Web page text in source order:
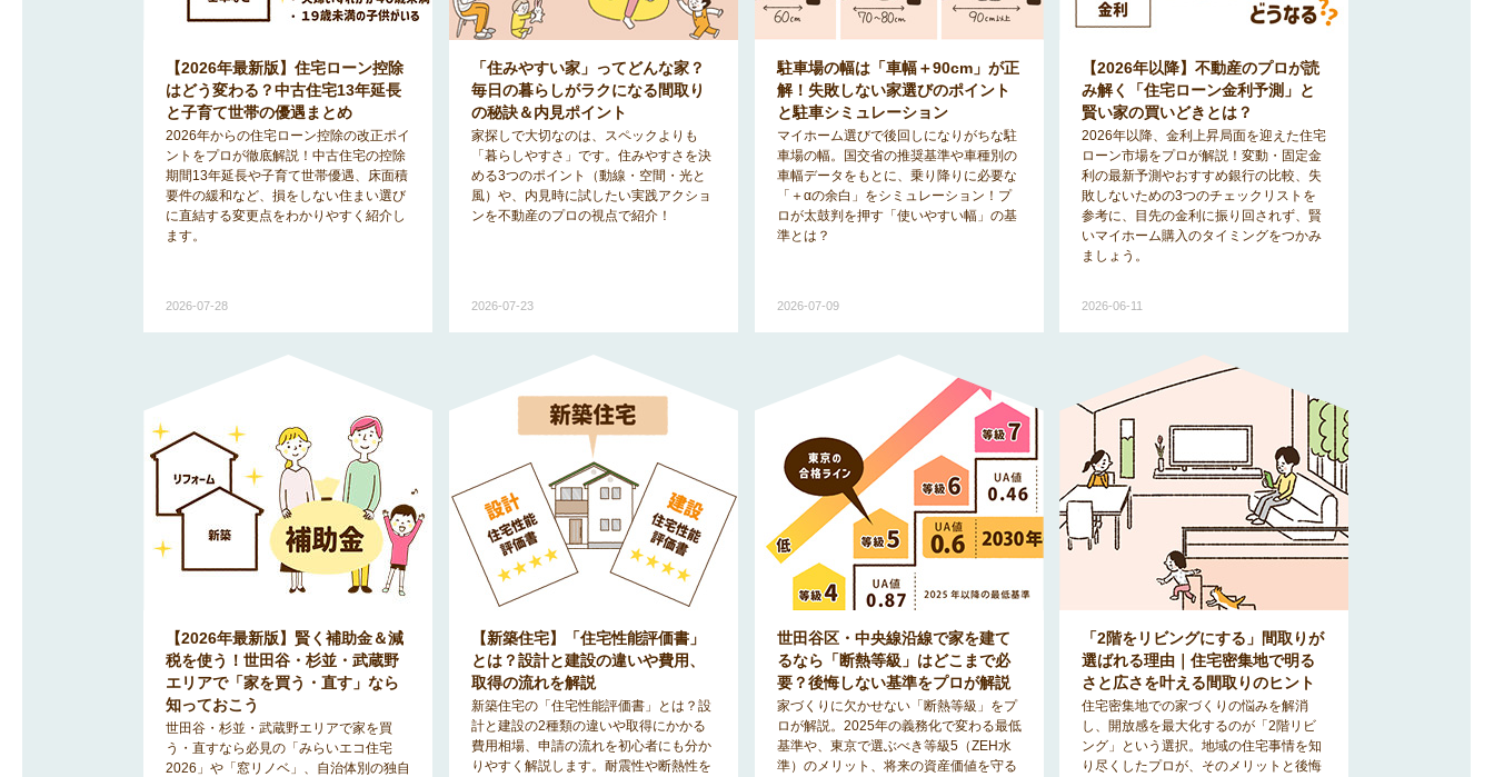
【2026年最新版】住宅ローン控除
はどう変わる？中古住宅13年延長
と子育て世帯の優遇まとめ
2026年からの住宅ローン控除の改正ポイ
ントをプロが徹底解説！中古住宅の控除
期間13年延長や子育て世帯優遇、床面積
要件の緩和など、損をしない住まい選び
に直結する変更点をわかりやすく紹介し
ます。
2026-07-28
「住みやすい家」ってどんな家？
毎日の暮らしがラクになる間取り
の秘訣＆内見ポイント
家探しで大切なのは、スペックよりも
「暮らしやすさ」です。住みやすさを決
める3つのポイント（動線・空間・光と
風）や、内見時に試したい実践アクショ
ンを不動産のプロの視点で紹介！
2026-07-23
駐車場の幅は「車幅＋90cm」が正
解！失敗しない家選びのポイント
と駐車シミュレーション
マイホーム選びで後回しになりがちな駐
車場の幅。国交省の推奨基準や車種別の
車幅データをもとに、乗り降りに必要な
「＋αの余白」をシミュレーション！プ
ロが太鼓判を押す「使いやすい幅」の基
準とは？
2026-07-09
【2026年以降】不動産のプロが読
み解く「住宅ローン金利予測」と
賢い家の買いどきとは？
2026年以降、金利上昇局面を迎えた住宅
ローン市場をプロが解説！変動・固定金
利の最新予測やおすすめ銀行の比較、失
敗しないための3つのチェックリストを
参考に、目先の金利に振り回されず、賢
いマイホーム購入のタイミングをつかみ
ましょう。
2026-06-11
【2026年最新版】賢く補助金＆減
税を使う！世田谷・杉並・武蔵野
エリアで「家を買う・直す」なら
知っておこう
世田谷・杉並・武蔵野エリアで家を買
う・直すなら必見の「みらいエコ住宅
2026」や「窓リノベ」、自治体別の独自
【新築住宅】「住宅性能評価書」
とは？設計と建設の違いや費用、
取得の流れを解説
新築住宅の「住宅性能評価書」とは？設
計と建設の2種類の違いや取得にかかる
費用相場、申請の流れを初心者にも分か
りやすく解説します。耐震性や断熱性を
世田谷区・中央線沿線で家を建て
るなら「断熱等級」はどこまで必
要？後悔しない基準をプロが解説
家づくりに欠かせない「断熱等級」をプ
ロが解説。2025年の義務化で変わる最低
基準や、東京で選ぶべき等級5（ZEH水
準）のメリット、将来の資産価値を守る
「2階をリビングにする」間取りが
選ばれる理由｜住宅密集地で明る
さと広さを叶える間取りのヒント
住宅密集地での家づくりの悩みを解消
し、開放感を最大化するのが「2階リビ
ング」という選択。地域の住宅事情を知
り尽くしたプロが、そのメリットと後悔